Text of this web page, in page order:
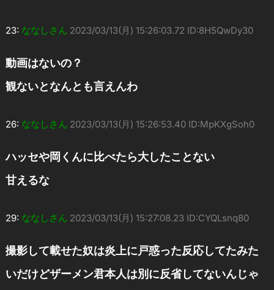
23: ななしさん 2023/03/13(月) 15:26:03.72 ID:8H5QwDy30
動画はないの？
観ないとなんとも言えんわ
26: ななしさん 2023/03/13(月) 15:26:53.40 ID:MpKXgSoh0
ハッセや岡くんに比べたら大したことない
甘えるな
29: ななしさん 2023/03/13(月) 15:27:08.23 ID:CYQLsnq80
撮影して載せた奴は炎上に戸惑った反応してたみた
いだけどザーメン君本人は別に反省してないんじゃ